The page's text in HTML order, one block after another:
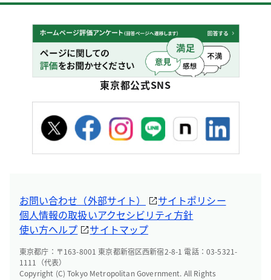
東京都公式SNS
お問い合わせ（外部サイト）
サイトポリシー
個人情報の取扱いアクセシビリティ方針
使い方ヘルプ
サイトマップ
東京都庁：〒163-8001 東京都新宿区西新宿2-8-1 電話：03-5321-
1111（代表）
Copyright (C) Tokyo Metropolitan Government. All Rights